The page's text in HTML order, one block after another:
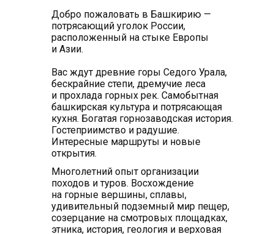
Добро пожаловать в Башкирию —
потрясающий уголок России,
расположенный на стыке Европы
и Азии.
Вас ждут древние горы Седого Урала,
бескрайние степи, дремучие леса
и прохлада горных рек. Самобытная
башкирская культура и потрясающая
кухня. Богатая горнозаводская история.
Гостеприимство и радушие.
Интересные маршруты и новые
открытия.
Многолетний опыт организации
походов и туров. Восхождение
на горные вершины, сплавы,
удивительный подземный мир пещер,
созерцание на смотровых площадках,
этника, история, геология и верховая